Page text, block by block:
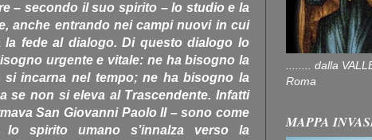
– secondo il suo spirito – lo studio e la
anche entrando nei campi nuovi in cui
la fede al dialogo. Di questo dialogo lo
urgente e vitale: ne ha bisogno la
incarna nel tempo; ne ha bisogno la
se non si eleva al Trascendente. Infatti
San Giovanni Paolo II – sono come
spirito umano s’innalza verso la
........ dalla
Roma
MAPPA